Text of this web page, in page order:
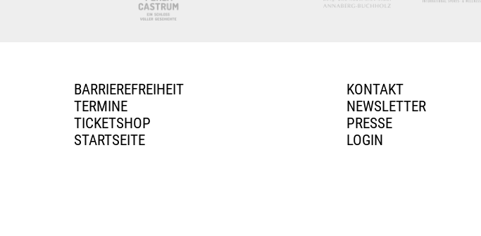
BARRIEREFREIHEIT
TERMINE
TICKETSHOP
STARTSEITE
KONTAKT
NEWSLETTER
PRESSE
LOGIN